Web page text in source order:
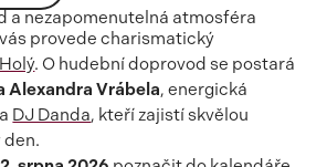
a nezapomenutelná atmosféra
vás provede charismatický
. O hudební doprovod se postará
Alexandra Vrábela, energická
a DJ Danda, kteří zajistí skvělou
den.